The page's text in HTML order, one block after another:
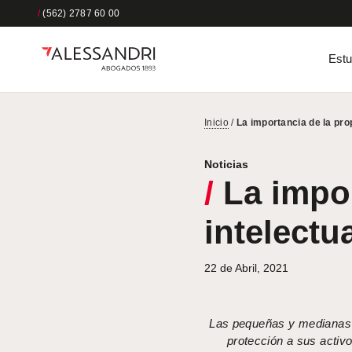
/(562) 2787 60 00
Inicio/ La importancia de la
Noticias
/ La
22 de Abril, 2021
Las pequeñas y
protección a sus